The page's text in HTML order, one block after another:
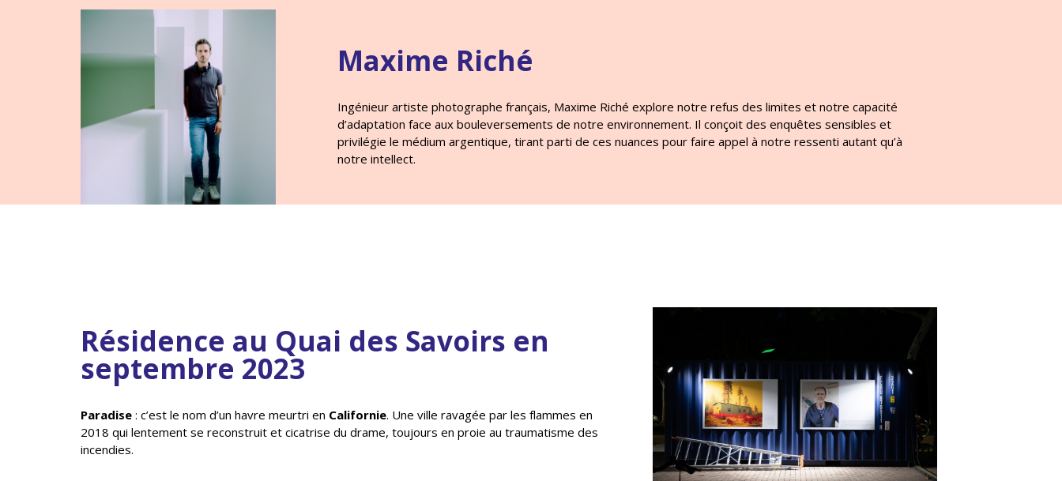
Maxime Riché
Ingénieur artiste photographe français, Maxime Riché explore notre refus des limites et notre capacité
d’adaptation face aux bouleversements de notre environnement. Il conçoit des enquêtes sensibles et
privilégie le médium argentique, tirant parti de ces nuances pour faire appel à notre ressenti autant qu’à
notre intellect.
Résidence au Quai des Savoirs en
septembre 2023
Paradise : c’est le nom d’un havre meurtri en Californie. Une ville ravagée par les flammes en
2018 qui lentement se reconstruit et cicatrise du drame, toujours en proie au traumatisme des
incendies.